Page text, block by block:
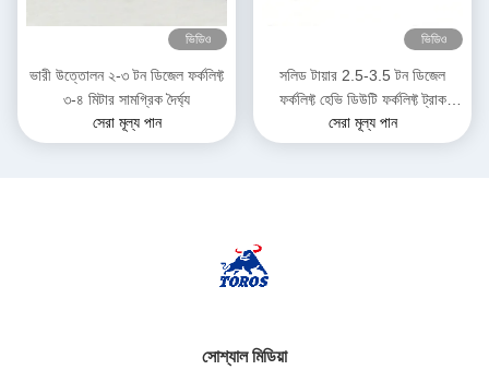
ভিডিও
ভারী উত্তোলন ২-৩ টন ডিজেল ফর্কলিফ্ট
৩-৪ মিটার সামগ্রিক দৈর্ঘ্য
সেরা মূল্য পান
ভিডিও
সলিড টায়ার 2.5-3.5 টন ডিজেল
ফর্কলিফ্ট হেভি ডিউটি ​​ফর্কলিফ্ট ট্রাক
গুদামের জন্য
সেরা মূল্য পান
সোশ্যাল মিডিয়া